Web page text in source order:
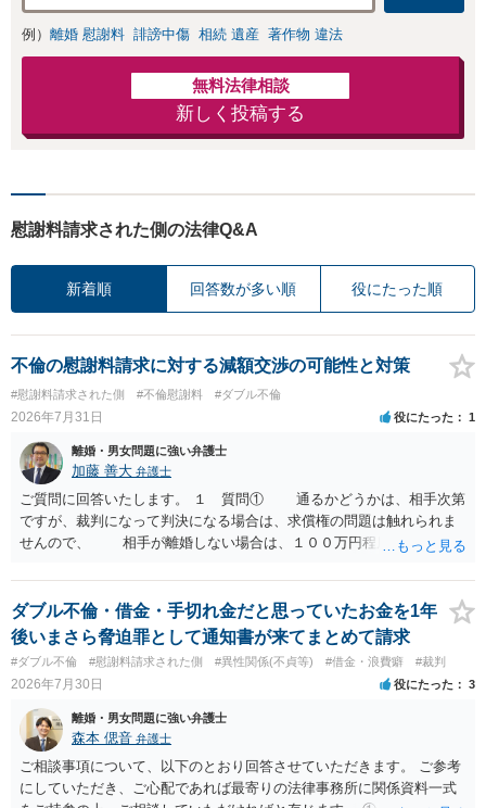
例） 離婚 慰謝料 誹謗中傷 相続 遺産 著作物 違法
無料法律相談
新しく投稿する
慰謝料請求された側の法律Q&A
新着順 回答数が多い順 役にたった順
不倫の慰謝料請求に対する減額交渉の可能性と対策
#慰謝料請求された側 #不倫慰謝料 #ダブル不倫
2026年7月31日 役にたった 1
離婚・男女問題に強い弁護士
加藤 善大 弁護士
ご質問に回答いたします。 １ 質問① 通るかどうかは、相手次第
ですが、裁判になって判決になる場合は、求償権の問題は触れられま
せんので、 相手が離婚しない場合は、１００万円程度となる可能
するデメリットはありますから（経済的、時間的、精神的負担等）、
反対にご自身が、裁判も辞さずという姿勢を示すことで、プラス
に働く可能性は有り得ます。 交渉で解決する多くの場合は、相手
が弁護士に依頼しているケースで、５０万円以下で合意できる場合は
稀であると思います。 通常は、６０万円から８０万円程度になる
ことが多いというのが私の印象です。 ２ 質問② ご記載の内容が
減額を進めるうえでの交渉材料かと思います。 なお、ご自身が離
婚しないことは、交渉材料にはならないかと思いますので、ご注意く
ださい。 また、相手夫婦の婚姻関係が既に破綻していたことや、
相手女性が結婚しているとは知らなかったと主張することもあります
が、 ケースバイケースですので、ご自身の場合にそれらの主張が
ダブル不倫・借金・手切れ金だと思っていたお金を1年
後いまさら脅迫罪として通知書が来てまとめて請求
#ダブル不倫 #慰謝料請求された側 #異性関係(不貞等) #借金・浪費癖 #裁判
2026年7月30日 役にたった 3
離婚・男女問題に強い弁護士
森本 偲音 弁護士
ご相談事項について、以下のとおり回答させていただきます。 ご参考
にしていただき、ご心配であれば最寄りの法律事務所に関係資料一式